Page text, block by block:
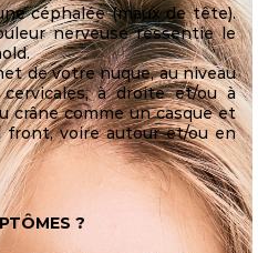
céphalée (maux de tête).
nerveuse ressentie le
de votre nuque, au niveau
à droite et/ou à
crâne comme un casque et
front, voire autour et/ou en
?